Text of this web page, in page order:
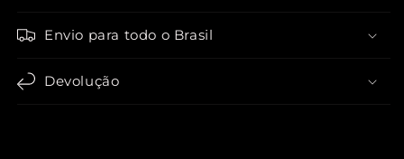
Envio para todo o Brasil
Devolução